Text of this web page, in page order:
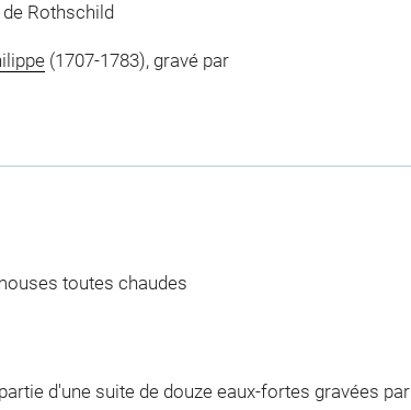
Rothschild
(1707-1783), gravé par
toutes chaudes
d'une suite de douze eaux-fortes gravées